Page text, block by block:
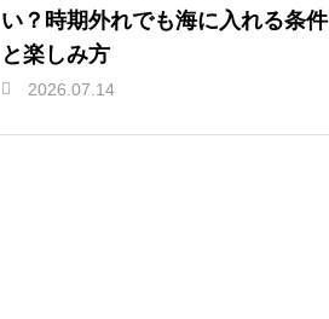
い？時期外れでも海に入れる条件
と楽しみ方
2026.07.14